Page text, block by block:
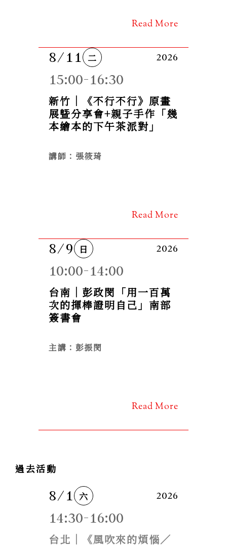
Read More
8/11 二 2026
15:00-16:30
新竹｜《不行不行》原畫
展曁分享會+親子手作「幾
本繪本的下午茶派對」
講師：張筱琦
Read More
8/9 日 2026
10:00-14:00
台南｜彭政閔「用一百萬
次的揮棒證明自己」南部
簽書會
主講：彭振閔
Read More
過去活動
8/1 六 2026
14:30-16:00
台北｜《風吹來的煩惱／